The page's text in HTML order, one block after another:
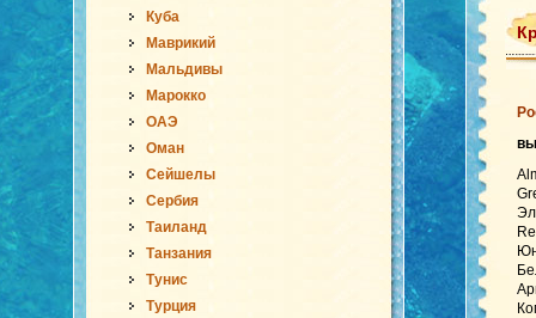
Куба
Маврикий
Мальдивы
Марокко
ОАЭ
Оман
Сейшелы
Сербия
Таиланд
Танзания
Тунис
Турция